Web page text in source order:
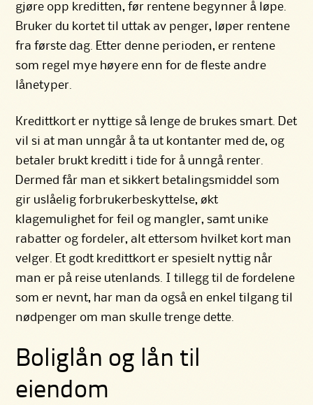
gjøre opp kreditten, før rentene begynner å løpe.
Bruker du kortet til uttak av penger, løper rentene
fra første dag. Etter denne perioden, er rentene
som regel mye høyere enn for de fleste andre
lånetyper.
Kredittkort er nyttige så lenge de brukes smart. Det
vil si at man unngår å ta ut kontanter med de, og
betaler brukt kreditt i tide for å unngå renter.
Dermed får man et sikkert betalingsmiddel som
gir uslåelig forbrukerbeskyttelse, økt
klagemulighet for feil og mangler, samt unike
rabatter og fordeler, alt ettersom hvilket kort man
velger. Et godt kredittkort er spesielt nyttig når
man er på reise utenlands. I tillegg til de fordelene
som er nevnt, har man da også en enkel tilgang til
nødpenger om man skulle trenge dette.
Boliglån og lån til
eiendom